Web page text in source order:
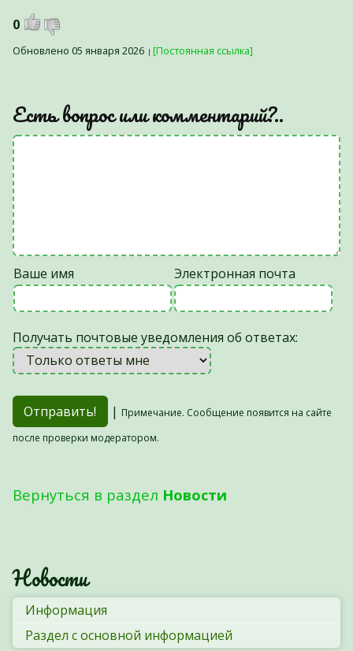
0
Обновлено 05 января 2026 [Постоянная ссылка]
Есть вопрос или комментарий?..
Ваше имя Электронная почта
Получать почтовые уведомления об ответах:
| Примечание. Сообщение появится на сайте
после проверки модератором.
Вернуться в раздел Новости
Новости
Информация
Раздел с основной информацией